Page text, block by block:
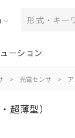
ーション
> 光電センサ >
超薄型）